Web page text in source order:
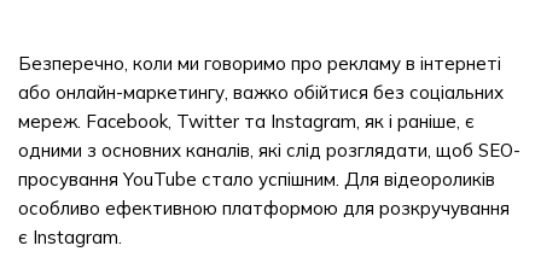
Безперечно, коли ми говоримо про рекламу в інтернеті
або онлайн-маркетингу, важко обійтися без соціальних
мереж. Facebook, Twitter та Instagram, як і раніше, є
одними з основних каналів, які слід розглядати, щоб SEO-
просування YouTube стало успішним. Для відеороликів
особливо ефективною платформою для розкручування
є Instagram.